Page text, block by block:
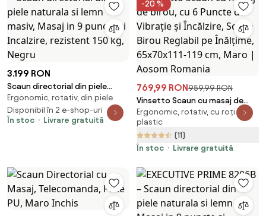
3.199 RON
Scaun directorial din piele
naturala si lemn masiv, Masaj in
9 puncte si Incalzire, rezistent
150 kg, Negru
Ergonomic, rotativ, din piele
Disponibil în 2 e-shop-uri
În stoc
Livrare gratuită
-20 %
769,99 RON959,99 RON
Vinsetto Scaun cu masaj de
birou, cu 6 Puncte de Vibrație și
Încălzire, Scaun Birou Reglabil
pe Înălțime, 65x70x111-119 cm,
Maro | Aosom Romania
Ergonomic, rotativ, cu roți din
plastic
(11)
În stoc
Livrare gratuită